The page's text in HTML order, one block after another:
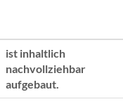
ist inhaltlich
nachvollziehbar
aufgebaut.